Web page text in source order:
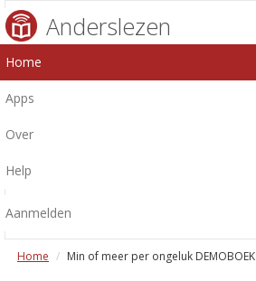
Anderslezen
Home
Apps
Over
Help
Aanmelden
Home Min of meer per ongeluk DEMOBOEK